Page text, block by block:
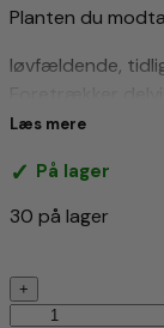
Planten du
løvfældende,
sandblandet
værdsætter
Læs mere
På lager
30 på lager
+
Amelanchier